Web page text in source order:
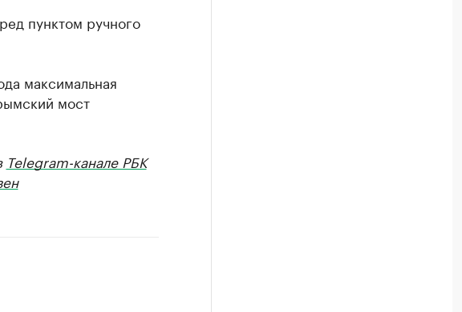
пунктом ручного
максимальная
мост
Telegram-канале РБК